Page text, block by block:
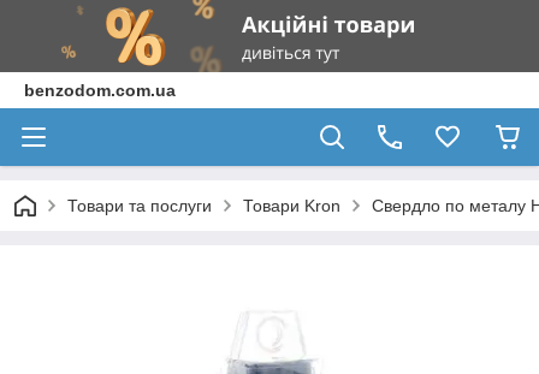
benzodom.com.ua
Товари та послуги Товари Kron Свердло по металу